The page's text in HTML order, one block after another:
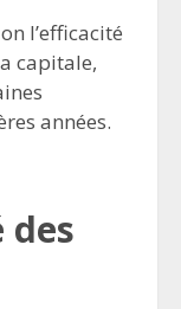
l’efficacité
capitale,
années.
des